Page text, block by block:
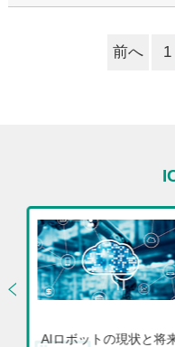
前へ 1
AIロボットの現状と将